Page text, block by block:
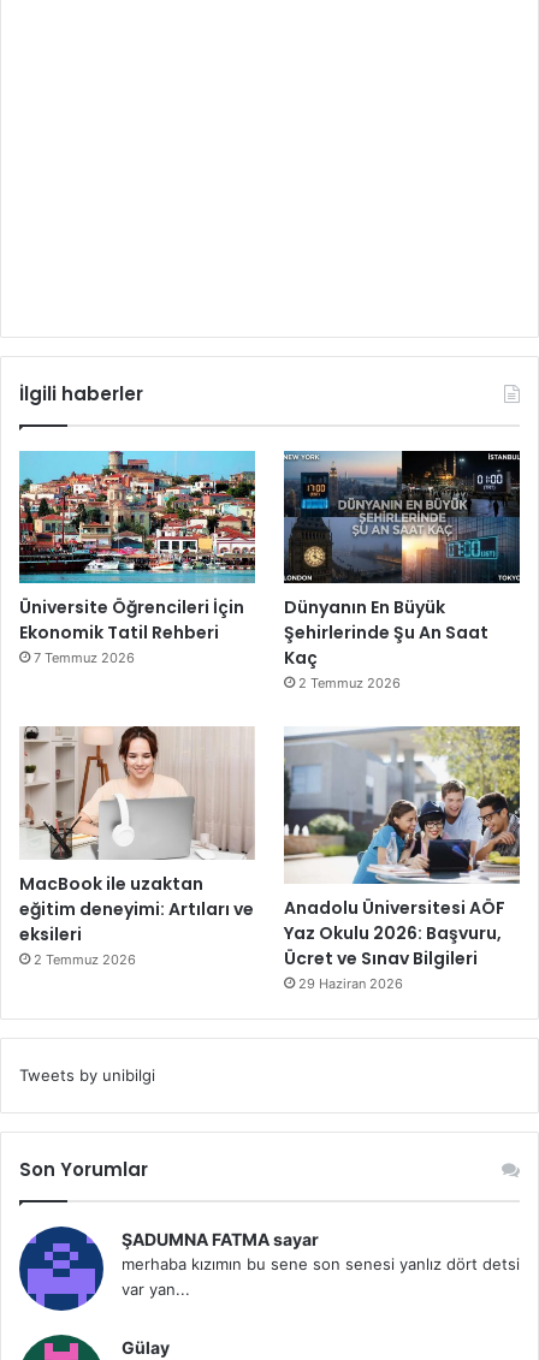
İlgili haberler
Üniversite Öğrencileri İçin
Ekonomik Tatil Rehberi
7 Temmuz 2026
Dünyanın En Büyük
Şehirlerinde Şu An Saat
Kaç
2 Temmuz 2026
MacBook ile uzaktan
eğitim deneyimi: Artıları ve
eksileri
2 Temmuz 2026
Anadolu Üniversitesi AÖF
Yaz Okulu 2026: Başvuru,
Ücret ve Sınav Bilgileri
29 Haziran 2026
Tweets by unibilgi
Son Yorumlar
ŞADUMNA FATMA sayar
merhaba kızımın bu sene son senesi yanlız dört detsi
var yan...
Gülay